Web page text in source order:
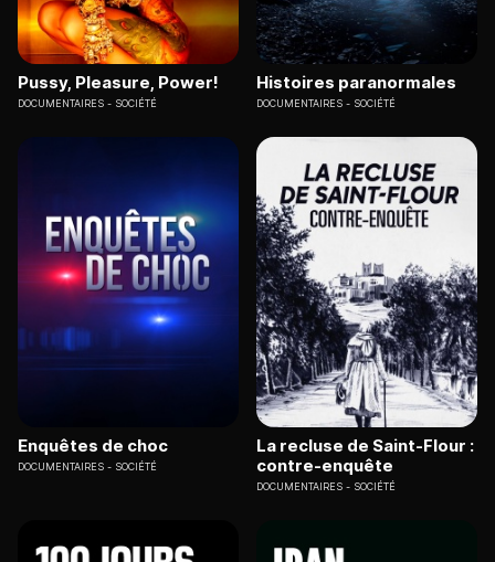
Pussy, Pleasure, Power!
DOCUMENTAIRES SOCIÉTÉ
Histoires paranormales
DOCUMENTAIRES SOCIÉTÉ
Enquêtes de choc
DOCUMENTAIRES SOCIÉTÉ
La recluse de Saint-Flour :
contre-enquête
DOCUMENTAIRES SOCIÉTÉ